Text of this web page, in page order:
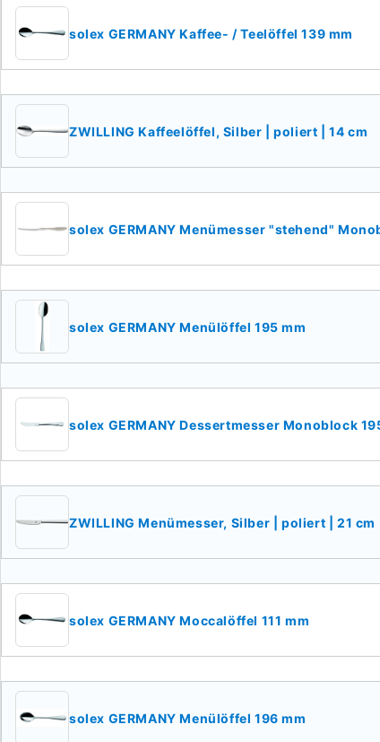
solex GERMANY Kaffee- / Teelöffel 139 mm
ZWILLING Kaffeelöffel, Silber | poliert | 14 cm
solex GERMANY Menümesser "stehend"
solex GERMANY Menülöffel 195 mm
solex GERMANY Dessertmesser Monoblock
ZWILLING Menümesser, Silber | poliert | 21 cm
solex GERMANY Moccalöffel 111 mm
solex GERMANY Menülöffel 196 mm